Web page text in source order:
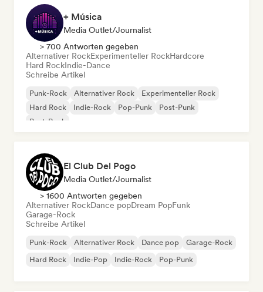
+ Música
Media Outlet/Journalist
> 700 Antworten gegeben
Alternativer RockExperimenteller RockHardcore
Hard RockIndie-Dance
Schreibe Artikel
Punk-Rock Alternativer Rock
Experimenteller Rock
Hard Rock
Indie-Rock Pop-Punk
Post-Punk
Post-Rock
El Club Del Pogo
Media Outlet/Journalist
> 1600 Antworten gegeben
Alternativer RockDance popDream PopFunk
Garage-Rock
Schreibe Artikel
Punk-Rock Alternativer Rock Dance pop
Garage-Rock
Hard Rock
Indie-Pop Indie-Rock Pop-Punk